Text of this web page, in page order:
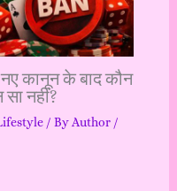
कानून के बाद कौन
नहीं?
/ ByAuthor /